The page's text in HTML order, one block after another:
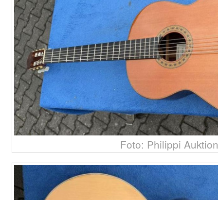
Foto: Philippi